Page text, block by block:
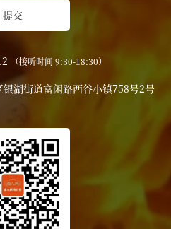
提交
（接听时间 9:30-18:30）
湖街道富闲路西谷小镇758号2号